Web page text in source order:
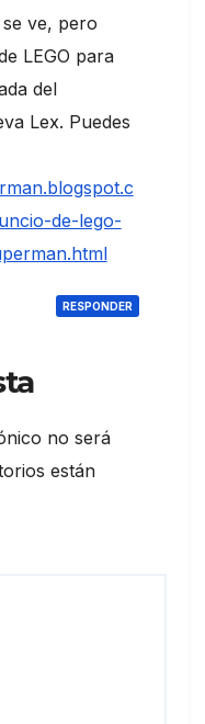
ve, pero
LEGO para
del
Lex. Puedes
de-lego-
RESPONDER
no será
están